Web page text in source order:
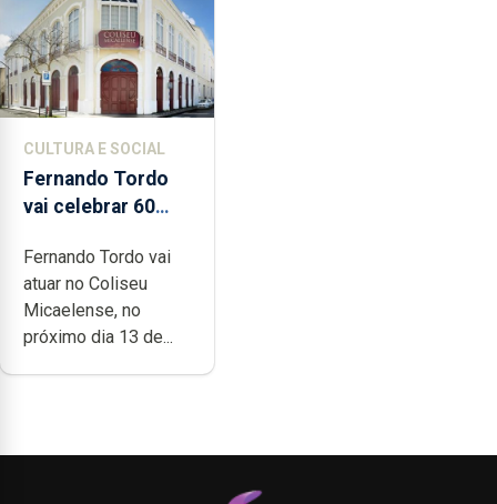
CULTURA E SOCIAL
Fernando Tordo
vai celebrar 60
no Coliseu
Micaelense
Fernando Tordo vai
atuar no Coliseu
Micaelense, no
próximo dia 13 de...